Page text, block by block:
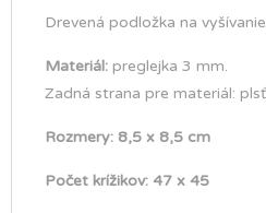
Drevená podložka na
Materiál: preglejka 3 mm.
Zadná strana pre materiál:
Rozmery: 8,5 x 8,5 cm
Počet krížikov: 47 x 45